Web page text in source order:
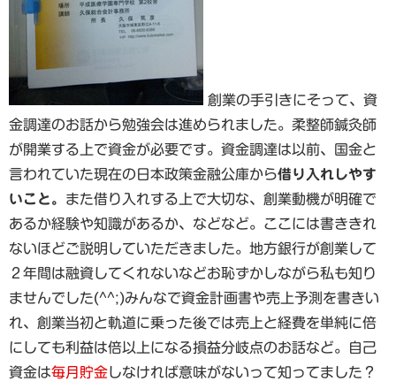
創業の手引きにそって、資
金調達のお話から勉強会は進められました。柔整師鍼灸師
が開業する上で資金が必要です。資金調達は以前、国金と
言われていた現在の日本政策金融公庫から借り入れしやす
いこと。 また借り入れする上で大切な、創業動機が明確で
あるか経験や知識があるか、などなど。ここには書ききれ
ないほどご説明していただきました。地方銀行が創業して
２年間は融資してくれないなどお恥ずかしながら私も知り
ませんでした(^^;)みんなで資金計画書や売上予測を書きい
れ、創業当初と軌道に乗った後では売上と経費を単純に倍
にしても利益は倍以上になる損益分岐点のお話など。自己
資金は毎月貯金しなければ意味がないって知ってました？